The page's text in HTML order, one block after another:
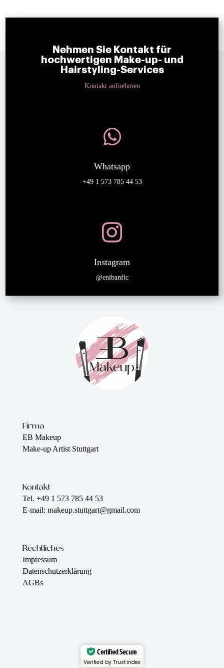
Nehmen Sie Kontakt für
hochwertigen Make-up- und
Hairstyling-Services
Kontakt aufnehmen

Whatsapp
+49 1 573 785 44 53

Instagram
@enibanfic
Firma
EB Makeup
Make-up Artist Stuttgart
Kontakt
Tel. +49 1 573 785 44 53
E-mail: makeup.stuttgart@gmail.com
Rechtliches
Impressum
Datenschutzerklärung
AGBs
Certified Secure
Verified by Trustindex